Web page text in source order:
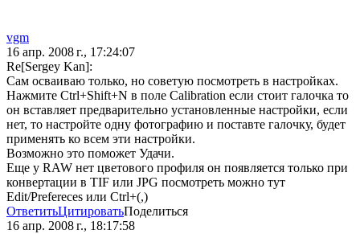
vgm
16 апр. 2008 г., 17:24:07
Re[Sergey Kan]:
Сам осваиваю только, но советую посмотреть в настройках.
Нажмите Ctrl+Shift+N в поле Calibration если стоит галочка то
он вставляет предварительно установленные настройки, если
нет, то настройте одну фотографию и поставте галочку, будет
применять ко всем эти настройки.
Возможно это поможет Удачи.
Еще у RAW нет цветового профиля он появляется только при
конвертации в TIF или JPG посмотреть можно тут
Edit/Prefereces или Ctrl+(,)
ОтветитьЦитироватьПоделиться
16 апр. 2008 г., 18:17:58